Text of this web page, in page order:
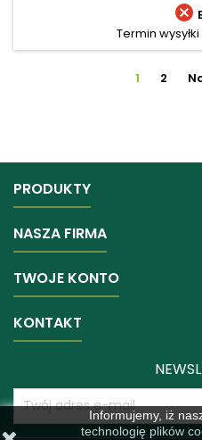

Termin wysyłki
1 2
PRODUKTY
NASZA FIRMA
TWOJE KONTO
KONTAKT
Informujemy, iż
technologię plików